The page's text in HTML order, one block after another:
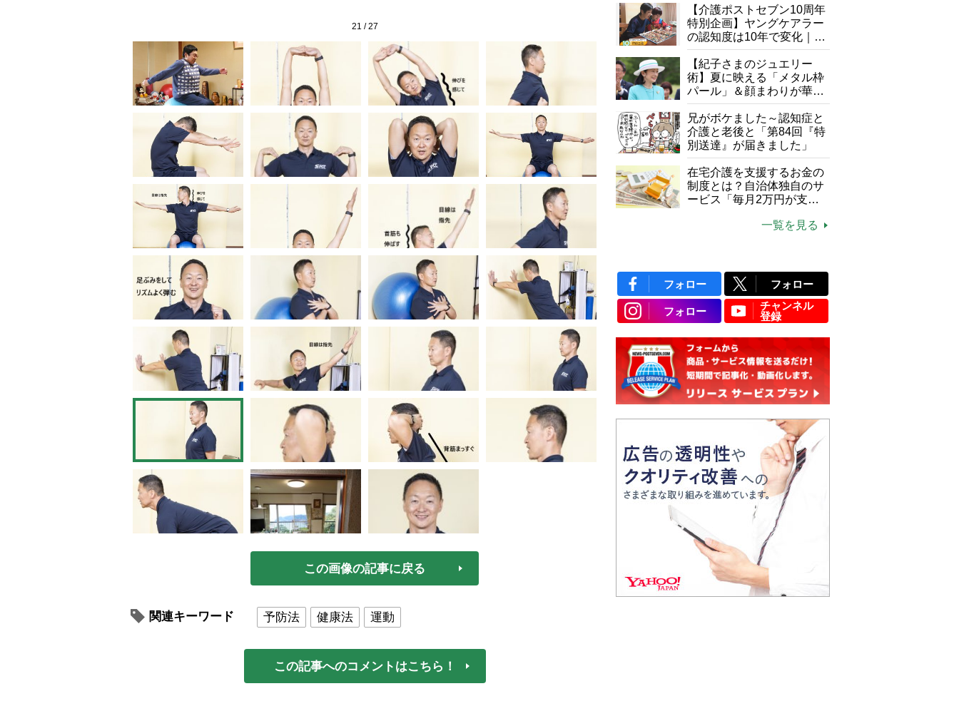
21 /27
この画像の記事に戻る
関連キーワード 予防法 健康法 運動
この記事へのコメントはこちら！
【介護ポストセブン10周年
特別企画】ヤングケアラー
の認知度は10年で変化｜流
行語大賞にノミネート、法
律にも明記されたが果たし
て現在は？
【紀子さまのジュエリー
術】夏に映える「メタル枠
パール」＆顔まわりが華や
ぐ「揺れる一粒」の使い分
け方
兄がボケました～認知症と
介護と老後と「第84回『特
別送達』が届きました」
在宅介護を支援するお金の
制度とは？自治体独自のサ
ービス「毎月2万円が支給
一覧を見る
フォロー フォロー
フォロー
チャンネル
登録